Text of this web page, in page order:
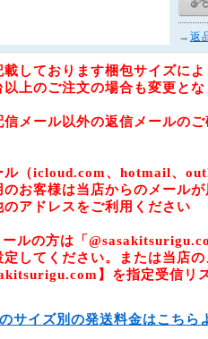
→ 返
しております梱包サイズに
以上のご注文の場合も変更と
信メール以外の返信メールの
ル（icloud.com、hotmail、
のお客様は当店からのメール
のアドレスをご利用ください
ルの方は「
定してください。または当店
】を指定受信リ
サイズ別の発送料金はこちら